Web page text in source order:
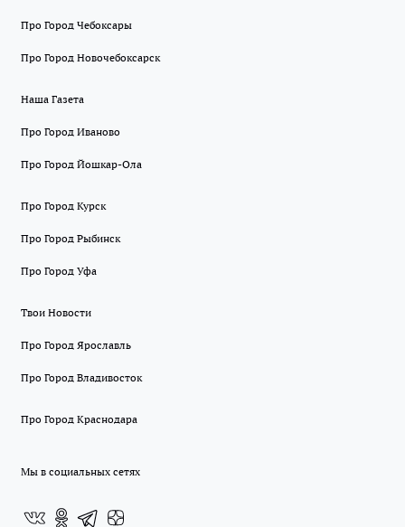
Про Город Чебоксары
Про Город Новочебоксарск
Наша Газета
Про Город Иваново
Про Город Йошкар-Ола
Про Город Курск
Про Город Рыбинск
Про Город Уфа
Твои Новости
Про Город Ярославль
Про Город Владивосток
Про Город Краснодара
Мы в социальных сетях